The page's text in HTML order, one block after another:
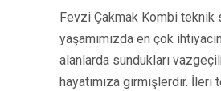
Fevzi Çakmak Kombi teknik
yaşamımızda en çok
alanlarda sundukları
hayatımıza girmişlerdir. İleri